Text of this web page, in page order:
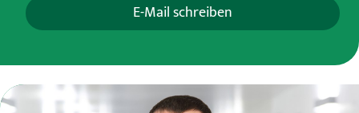
E-Mail schreiben